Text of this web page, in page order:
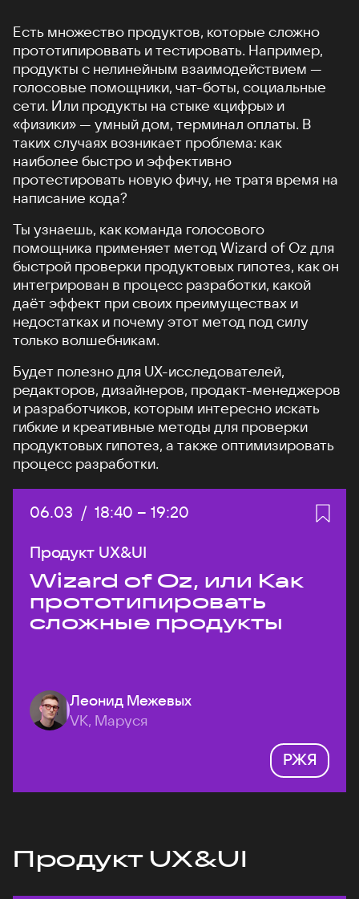
Есть множество продуктов, которые сложно
прототипироввать и тестировать. Например,
продукты с нелинейным взаимодействием —
голосовые помощники, чат-боты, социальные
сети. Или продукты на стыке «цифры» и
«физики» — умный дом, терминал оплаты. В
таких случаях возникает проблема: как
наиболее быстро и эффективно
протестировать новую фичу, не тратя время на
написание кода?
Ты узнаешь, как команда голосового
помощника применяет метод Wizard of Oz для
быстрой проверки продуктовых гипотез, как он
интегрирован в процесс разработки, какой
даёт эффект при своих преимуществах и
недостатках и почему этот метод под силу
только волшебникам.
Будет полезно для UX-исследователей,
редакторов, дизайнеров, продакт-менеджеров
и разработчиков, которым интересно искать
гибкие и креативные методы для проверки
продуктовых гипотез, а также оптимизировать
процесс разработки.
Дата:
06.03 / Начало:
18:40 – Конец:
19:20
Продукт UX&UI
Wizard of Oz, или Как
прототипировать
сложные продукты
Леонид Межевых
VK, Маруся
РЖЯ
Продукт UX&UI